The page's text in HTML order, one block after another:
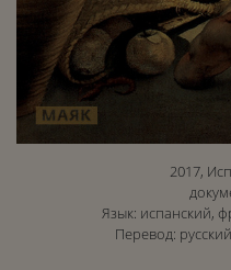
2017,
Язык: испанский,
Перевод: